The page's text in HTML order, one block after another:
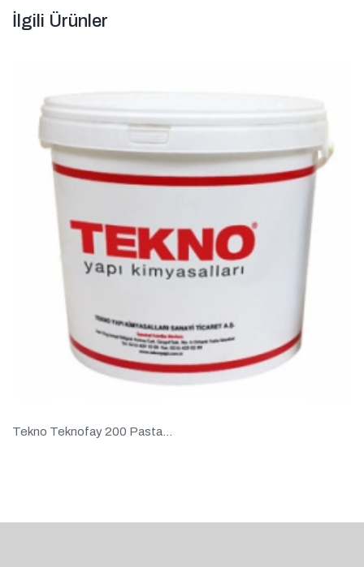
İlgili Ürünler
Tekno Teknofay 200 Pasta...